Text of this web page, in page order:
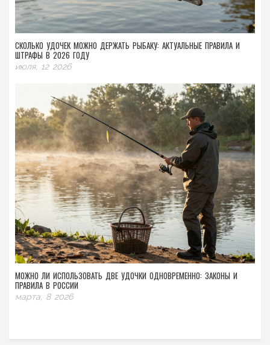
СКОЛЬКО УДОЧЕК МОЖНО ДЕРЖАТЬ РЫБАКУ: АКТУАЛЬНЫЕ ПРАВИЛА И
ШТРАФЫ В 2026 ГОДУ
июля, 12 2026
МОЖНО ЛИ ИСПОЛЬЗОВАТЬ ДВЕ УДОЧКИ ОДНОВРЕМЕННО: ЗАКОНЫ И
ПРАВИЛА В РОССИИ
марта, 8 2026